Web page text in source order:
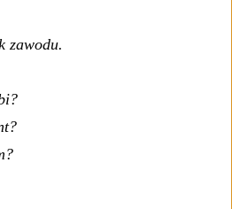
zawodu.